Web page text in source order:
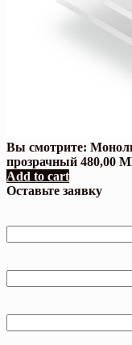
Вы смотрите:
прозрачный 480,00
Add to cart
Оставьте заявку